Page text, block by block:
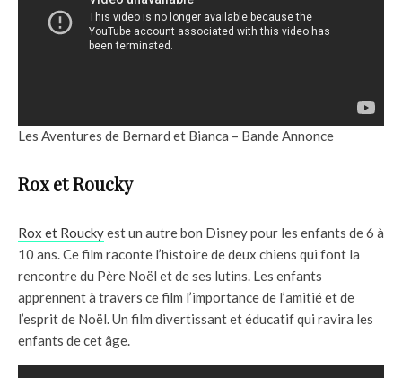
Les Aventures de Bernard et Bianca – Bande Annonce
Rox et Roucky
Rox et Rouckyest un autre bon Disney pour les enfants de 6 à
10 ans. Ce film raconte l’histoire de deux chiens qui font la
rencontre du Père Noël et de ses lutins. Les enfants
apprennent à travers ce film l’importance de l’amitié et de
l’esprit de Noël. Un film divertissant et éducatif qui ravira les
enfants de cet âge.